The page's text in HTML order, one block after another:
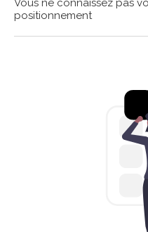
Vous ne connaissez pas
positionnement